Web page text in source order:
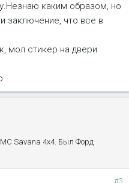
каким образом, но
заключение, что все в
мол стикер на двери
Savana 4x4. Был Форд
#3